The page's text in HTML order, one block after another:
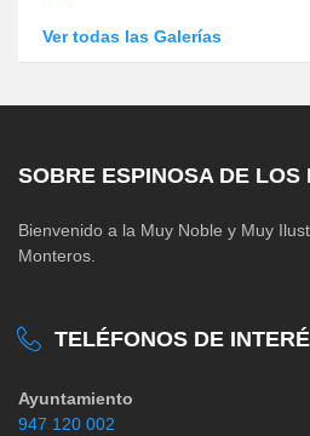
Ver todas las Galerías
SOBRE ESPINOSA DE LOS
Bienvenido a la Muy Noble y Muy
Monteros.
TELÉFONOS DE
Ayuntamiento
947 120 002